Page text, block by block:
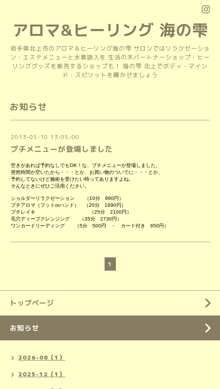
アロマ&ヒーリング 海の雫
岩手県北上市のアロマ＆ヒーリング海の雫 サロンではリラクゼーショ
ン・エステメニューと水素吸入を 生活の木パートナーショップ・ヒー
リンググッズを販売するショップも！ 海の雫 北上でボディ・マイン
ド・スピリットを輝かせましょう
お知らせ
2013-05-10 13:05:00
プチメニューが登場しました
空きがあれば予約なしでもOK！な、プチメニューが登場しました。
突然時間が空いたから・・・とか、お買い物のついでに・・・とか、
予約してないけど施術を受けたい時ってありますよね。
そんなときにぜひご活用ください。
ショルダーリラクゼーション （10分 890円）
プチアロマ（フットorハンド） （20分 1890円）
プチレイキ （25分 2100円）
毛穴ディープクレンジング （35分 2730円）
ワンカードリーディング （5分 500円 ・ カード付き 650円）
1
トップページ
お知らせ
2026-08（1）
2025-12（1）